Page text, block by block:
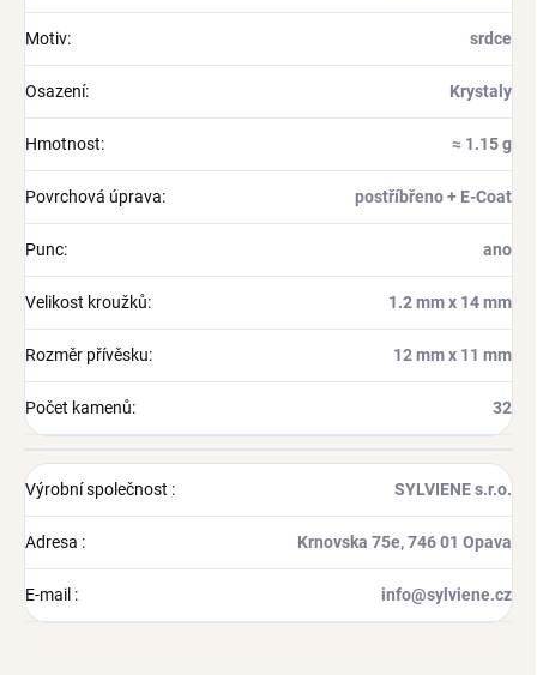
Motiv: srdce
Osazení: Krystaly
Hmotnost: ≈ 1.15 g
Povrchová úprava: postříbřeno + E-Coat
Punc: ano
Velikost kroužků: 1.2 mm x 14 mm
Rozměr přívěsku: 12 mm x 11 mm
Počet kamenů: 32
Výrobní společnost : SYLVIENE s.r.o.
Adresa : Krnovska 75e, 746 01 Opava
E-mail : info@sylviene.cz